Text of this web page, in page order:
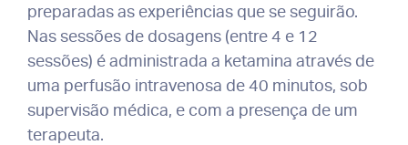
preparadas as experiências que se seguirão.
Nas sessões de dosagens (entre 4 e 12
sessões) é administrada a ketamina através de
uma perfusão intravenosa de 40 minutos, sob
supervisão médica, e com a presença de um
terapeuta.